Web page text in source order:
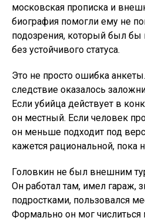
московская прописка и
биография помогли ему не
подозрения, который был бы
без устойчивого статуса.
Это не просто ошибка
следствие оказалось
Если убийца действует в
он местный. Если человек
он меньше подходит под
кажется рациональной, пока
Головкин не был внешним
Он работал там, имел гараж,
подростками, пользовался
Формально он мог